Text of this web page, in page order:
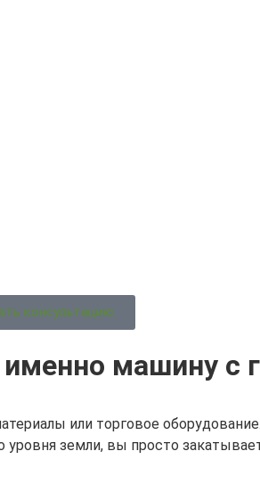
консультацию
машину с
или торговое
земли, вы просто